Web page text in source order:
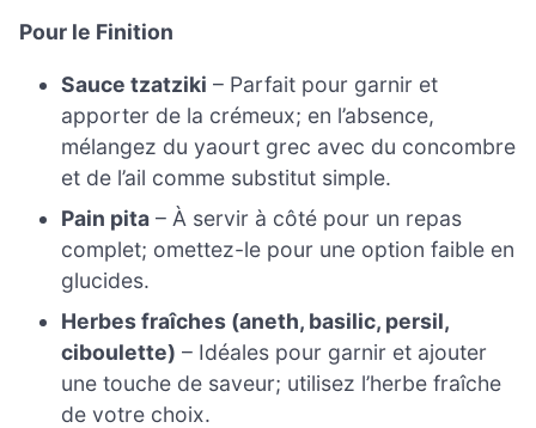
Pour le Finition
Sauce tzatziki – Parfait pour garnir et
apporter de la crémeux; en l’absence,
mélangez du yaourt grec avec du concombre
et de l’ail comme substitut simple.
Pain pita – À servir à côté pour un repas
complet; omettez-le pour une option faible en
glucides.
Herbes fraîches (aneth, basilic, persil,
ciboulette) – Idéales pour garnir et ajouter
une touche de saveur; utilisez l’herbe fraîche
de votre choix.